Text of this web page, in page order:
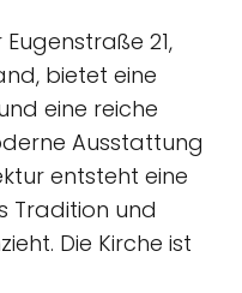
21,
bietet eine
eine reiche
Ausstattung
entsteht eine
Tradition und
Die Kirche ist